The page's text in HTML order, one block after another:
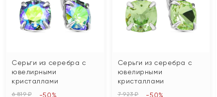
Серьги из серебра с
ювелирными
кристаллами
6 819 ₽ -50%
Серьги из серебра с
ювелирными
кристаллами
7 923 ₽ -50%